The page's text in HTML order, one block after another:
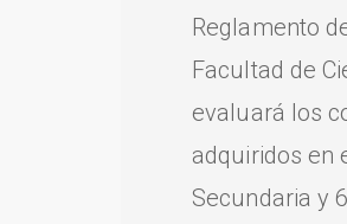
Reglamento
Facultad de
evaluará los
adquiridos en
Secundaria y